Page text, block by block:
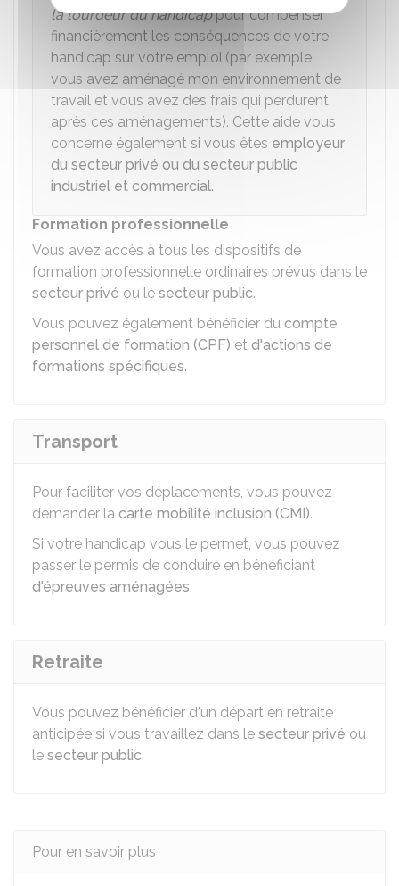
la lourdeur du handicappour compenser
financièrement les conséquences de votre
handicap sur votre emploi (par exemple,
vous avez aménagé mon environnement de
travail et vous avez des frais qui perdurent
après ces aménagements). Cette aide vous
concerne également si vous êtes employeur
du secteur privé ou du secteur public
industriel et commercial.
Formation professionnelle
Vous avez accès à tous les dispositifs de
formation professionnelle ordinaires prévus dans le
secteur privé ou le secteur public.
Vous pouvez également bénéficier du compte
personnel de formation (CPF) et d'actions de
formations spécifiques.
Transport
Pour faciliter vos déplacements, vous pouvez
demander la carte mobilité inclusion (CMI).
Si votre handicap vous le permet, vous pouvez
passer le permis de conduire en bénéficiant
d'épreuves aménagées.
Retraite
Vous pouvez bénéficier d'un départ en retraite
anticipée si vous travaillez dans le secteur privé ou
le secteur public.
Pour en savoir plus